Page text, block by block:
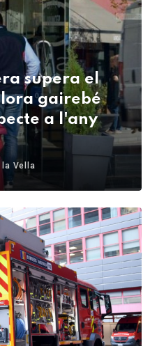
supera el
gairebé
a l'any
la Vella